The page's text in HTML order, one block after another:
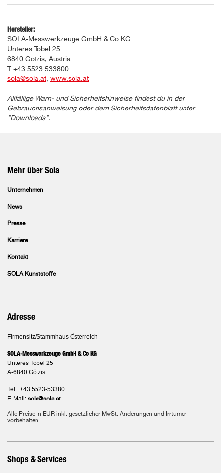
Hersteller:
SOLA-Messwerkzeuge GmbH & Co KG
Unteres Tobel 25
6840 Götzis, Austria
T +43 5523 533800
sola@sola.at, www.sola.at
Allfällige Warn- und Sicherheitshinweise findest du in der
Gebrauchsanweisung oder dem Sicherheitsdatenblatt unter
"Downloads".
Mehr über Sola
Unternehmen
News
Presse
Karriere
Kontakt
SOLA Kunststoffe
Adresse
Firmensitz/Stammhaus Österreich
SOLA-Messwerkzeuge GmbH & Co KG
Unteres Tobel 25
A-6840 Götzis
Tel.: +43 5523-53380
E-Mail: sola@sola.at
Alle Preise in EUR inkl. gesetzlicher MwSt. Änderungen und Irrtümer
vorbehalten.
Shops & Services